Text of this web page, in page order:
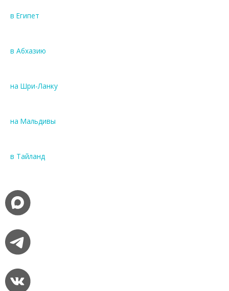
в Египет
в Абхазию
на Шри-Ланку
на Мальдивы
в Тайланд